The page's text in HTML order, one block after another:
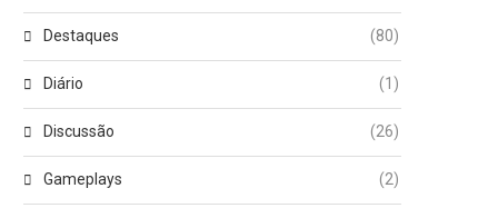
Destaques (80)
Diário (1)
Discussão (26)
Gameplays (2)